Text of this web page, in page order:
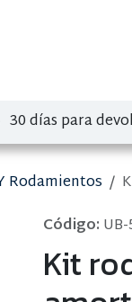
30 días para
Rodamientos
Código:
Kit